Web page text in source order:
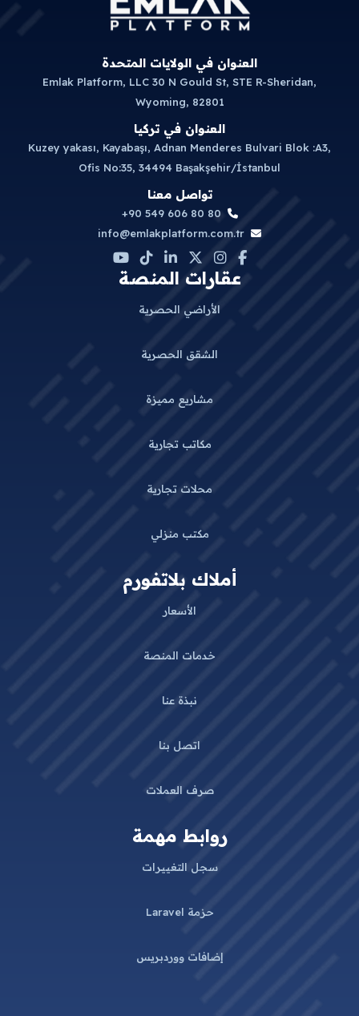
العنوان في الولايات المتحدة
Emlak Platform, LLC 30 N Gould St, STE R-Sheridan,
Wyoming, 82801
العنوان في تركيا
Kuzey yakası, Kayabaşı, Adnan Menderes Bulvari Blok :A3,
Ofis No:35, 34494 Başakşehir/İstanbul
تواصل معنا
+90 549 606 80 80
info@emlakplatform.com.tr
عقارات المنصة
الأراضي الحصرية
الشقق الحصرية
مشاريع مميزة
مكاتب تجارية
محلات تجارية
مكتب منزلي
أملاك بلاتفورم
الأسعار
خدمات المنصة
نبذة عنا
اتصل بنا
صرف العملات
روابط مهمة
سجل التغييرات
حزمة Laravel
إضافات ووردبريس